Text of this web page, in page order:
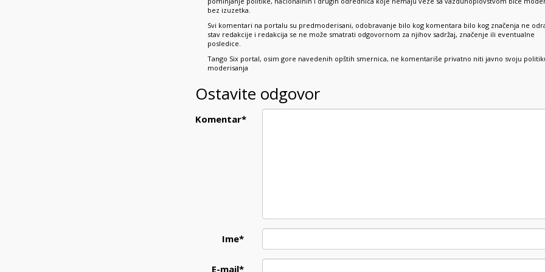
bez izuzetka.
Svi komentari na portalu su predmoderisani, odobravanje bilo kog komentara bilo kog značenja ne
stav redakcije i redakcija se ne može smatrati odgovornom za njihov sadržaj, značenje ili eventualne
posledice.
Tango Six portal, osim gore navedenih opštih smernica, ne komentariše privatno niti javno svoju
moderisanja
Ostavite odgovor
Komentar*
Ime*
E-mail*